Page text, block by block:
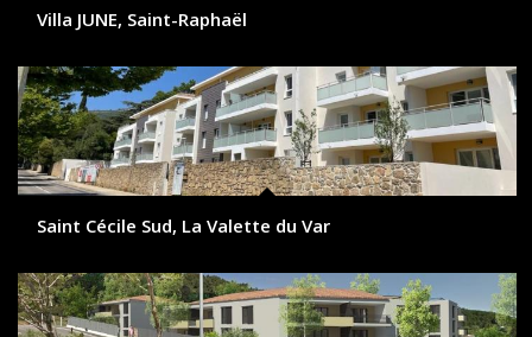
Villa JUNE, Saint-Raphaël
Saint Cécile Sud, La Valette du Var